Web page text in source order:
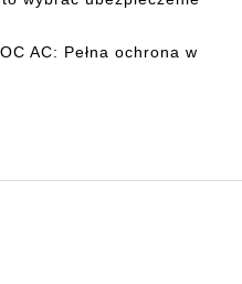
AC: Pełna ochrona w